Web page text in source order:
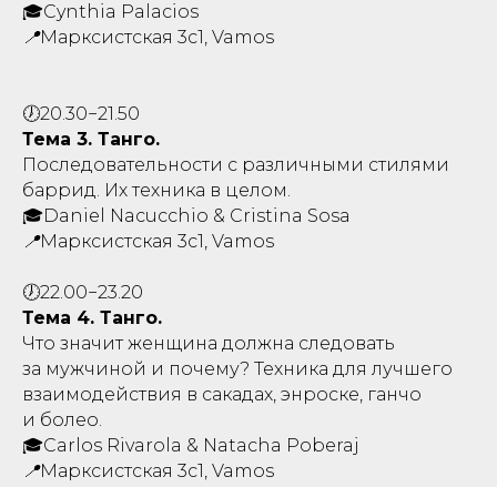
🎓Cynthia Palacios
📍Марксистская 3с1, Vamos
🕖20.30−21.50
Тема 3. Танго.
Последовательности с различными стилями
баррид. Их техника в целом.
🎓Daniel Nacucchio & Cristina Sosa
📍Марксистская 3с1, Vamos
🕖22.00−23.20
Тема 4. Танго.
Что значит женщина должна следовать
за мужчиной и почему? Техника для лучшего
взаимодействия в сакадах, энроске, ганчо
и болео.
🎓Carlos Rivarola & Natacha Poberaj
📍Марксистская 3с1, Vamos